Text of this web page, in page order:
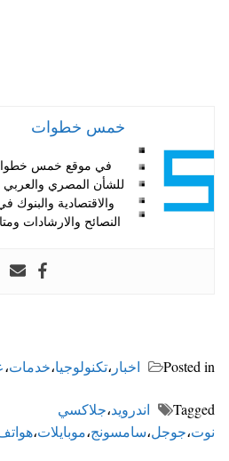
خمس خطوات
في موقع خمس خطوات
للشأن المصري والعربي
والاقتصادية
النصائح والارشادات
Posted in اخبار ،تكنولوجيا،خدمات،
Tagged اندرويد،جلاكسي
نوت،جوجل،سامسونج،موبايلات،